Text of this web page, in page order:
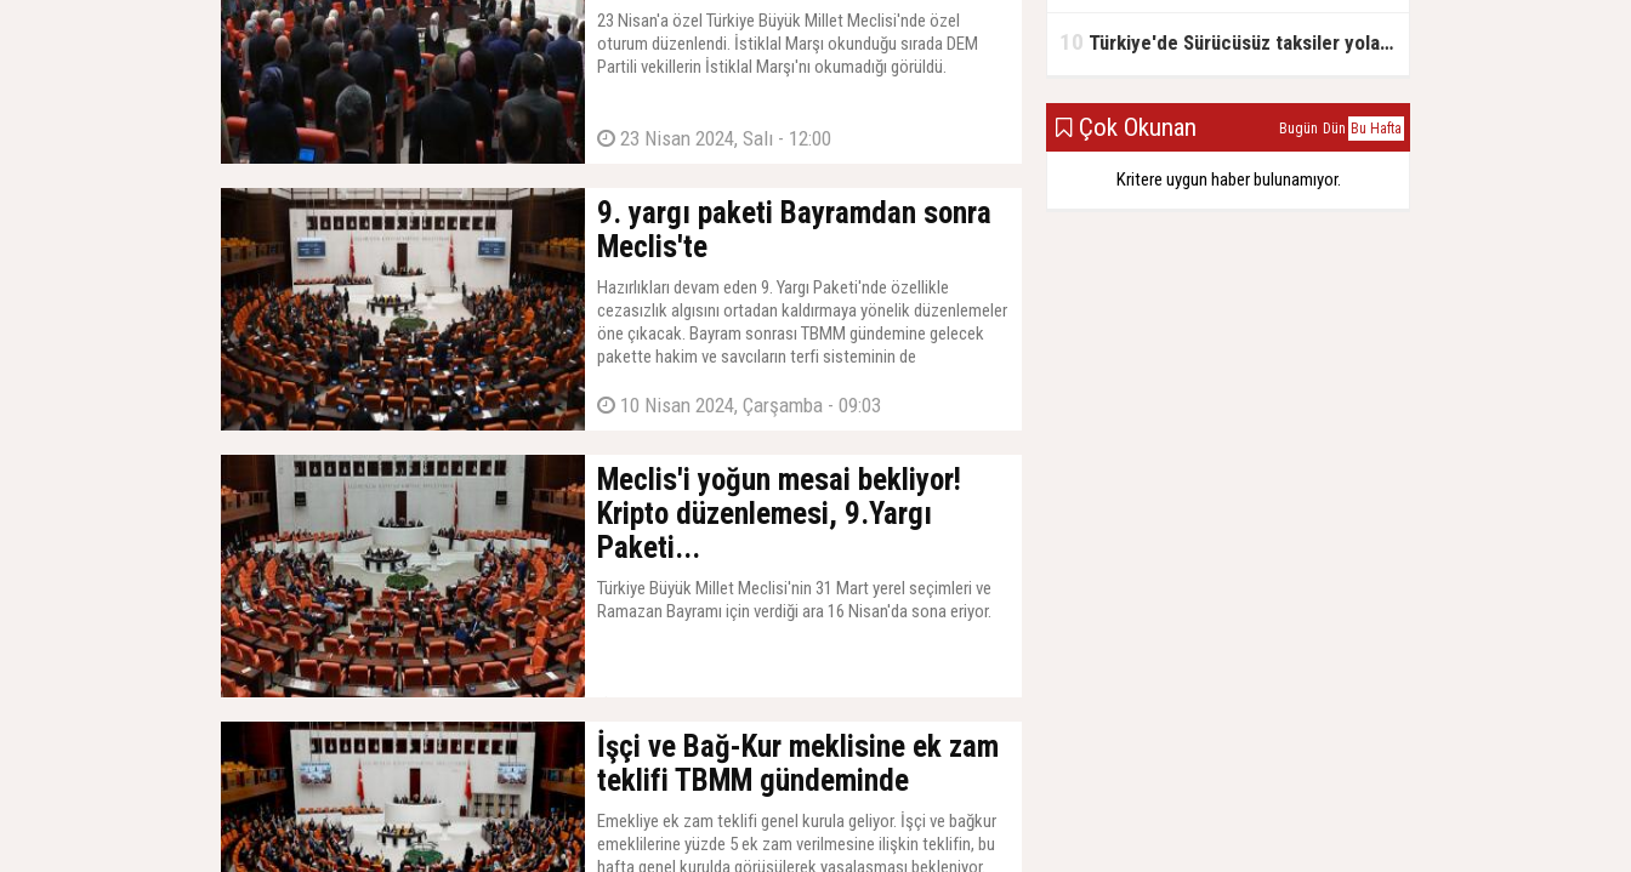
23 Nisan'a özel Türkiye Büyük Millet Meclisi'nde özel
oturum düzenlendi. İstiklal Marşı okunduğu sırada DEM
Partili vekillerin İstiklal Marşı'nı okumadığı görüldü.
23 Nisan 2024, Salı - 12:00
9. yargı paketi Bayramdan sonra
Meclis'te
Hazırlıkları devam eden 9. Yargı Paketi'nde özellikle
cezasızlık algısını ortadan kaldırmaya yönelik düzenlemeler
öne çıkacak. Bayram sonrası TBMM gündemine gelecek
pakette hakim ve savcıların terfi sisteminin de
10 Nisan 2024, Çarşamba - 09:03
Meclis'i yoğun mesai bekliyor!
Kripto düzenlemesi, 9.Yargı
Paketi...
Türkiye Büyük Millet Meclisi'nin 31 Mart yerel seçimleri ve
Ramazan Bayramı için verdiği ara 16 Nisan'da sona eriyor.
İşçi ve Bağ-Kur meklisine ek zam
teklifi TBMM gündeminde
Emekliye ek zam teklifi genel kurula geliyor. İşçi ve bağkur
emeklilerine yüzde 5 ek zam verilmesine ilişkin teklifin, bu
hafta genel kurulda görüşülerek yasalaşması bekleniyor.
10 Türkiye'de Sürücüsüz taksiler yola çıkmaya hazırlanıyor
Çok Okunan Bugün Dün Bu Hafta
Kritere uygun haber bulunamıyor.